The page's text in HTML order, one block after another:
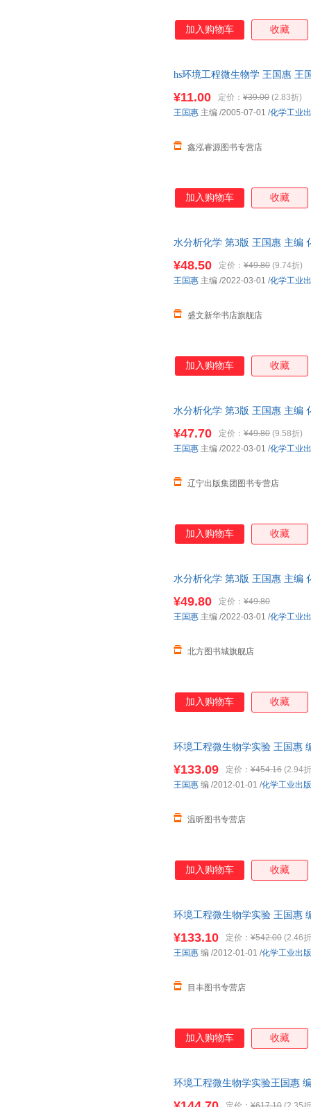
加入购物车 收藏
hs环境工程微生物学 王国惠 王
¥11.00 定价： ¥39.00 (2.83折)
鑫泓睿源图书专营店
王国惠 主编 /2005-07-01 /化学工业
加入购物车 收藏
水分析化学 第3版 王国惠 主编
¥48.50 定价： ¥49.80 (9.74折)
盛文新华书店旗舰店
王国惠 主编 /2022-03-01 /化学工业
加入购物车 收藏
水分析化学 第3版 王国惠 主编
¥47.70 定价： ¥49.80 (9.58折)
辽宁出版集团图书专营店
王国惠 主编 /2022-03-01 /化学工业
加入购物车 收藏
水分析化学 第3版 王国惠 主编
¥49.80 定价： ¥49.80
北方图书城旗舰店
王国惠 主编 /2022-03-01 /化学工业
加入购物车 收藏
环境工程微生物学实验 王国惠
¥133.09 定价： ¥454.16 (2.94
温昕图书专营店
王国惠 编 /2012-01-01 /化学工业出
加入购物车 收藏
环境工程微生物学实验 王国惠
¥133.10 定价： ¥542.00 (2.46
目丰图书专营店
王国惠 编 /2012-01-01 /化学工业出
加入购物车 收藏
环境工程微生物学实验王国惠